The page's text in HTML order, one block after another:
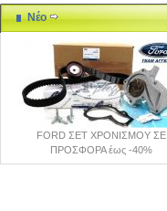
Νέο
FORD ΣΕΤ ΧΡΟΝΙΣΜΟΥ ΣΕ
ΠΡΟΣΦΟΡΑ έως -40%